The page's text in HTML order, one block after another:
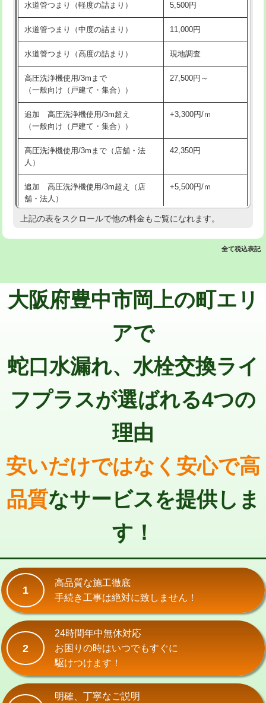
洗面台設置 38,500円
化粧台設置 22,000円
追加人工 16,500円
廃棄・処分 現場見積
※給水管工事は20mmまでの価格です。
交換・取付(排水栓・排水トラップ
22,000円+材料費
持込商品取付（混合水栓）
持込商品取付（浄水器・分岐水栓） 16,500円
業）
排水管工事（追加 排水管工事/3ｍ超
え）
マス交換（土の掘削・埋め戻し作業） 11,000円~
マス交換（深さ50㎝以上）
コンクリート斫り（厚さ10㎝超え）
モルタル補修（厚さ10㎝まで） 27,500円
モルタル補修（厚さ10㎝超え）
追加人工 16,500円
水道管つまり（軽度の詰まり） 5,500円
水道管つまり（中度の詰まり） 11,000円
水道管つまり（高度の詰まり） 現地調査
高圧洗浄機使用/3mまで
（一般向け（戸建て・集合））
27,500円～
追加 高圧洗浄機使用/3m超え
（一般向け（戸建て・集合））
+3,300円/ｍ
高圧洗浄機使用/3mまで（店舗・法
人）
42,350円
追加 高圧洗浄機使用/3m超え（店
舗・法人）
+5,500円/ｍ
高度高圧洗浄換 現地調査
追加トーラー機使用/3m超え +3,300円
止水・漏水調査・防水処理・清掃・修
11,000円
止水・漏水調査・防水処理・清掃・修
22,000円
止水・漏水調査・防水処理・清掃・修
その他部品の脱着 8,800円～
交換・取付（タンク） 22,000円+材料費
交換・取付(単水栓（壁付・デッキ
式・ワンホール）)
交換・取付(排水栓・排水トラップ
（P/S/ポップアップ））
22,000円+材料費
交換・取付（その他部品）
持込商品取付（単水栓）
持込商品取付（混合水栓） 16,500円
上記の表をスクロールで他の料金もご覧になれます。
全て税込表記
大阪府豊中市岡上の町エリ
アで
蛇口水漏れ、水栓交換ライ
フプラスが選ばれる4つの
理由
安いだけではなく安心で高
品質なサービスを提供しま
す！
1
高品質な施工徹底
手続き工事は絶対に致しません！
2
24時間年中無休対応
お困りの時はいつでもすぐに
駆けつけます！
明確、丁寧なご説明